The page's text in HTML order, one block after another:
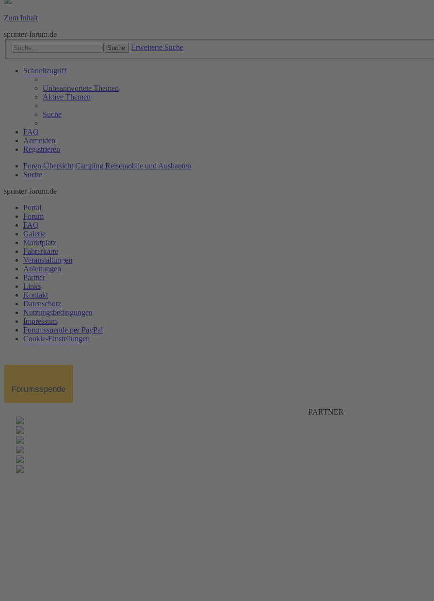
Zum Inhalt
sprinter-forum.de
Suche Erweiterte Suche
Schnellzugriff
Unbeantwortete Themen
Aktive Themen
Suche
FAQ
Anmelden
Registrieren
Foren-Übersicht Camping Reisemobile und Ausbauten
Suche
sprinter-forum.de
Portal
Forum
FAQ
Galerie
Marktplatz
Fahrerkarte
Veranstaltungen
Anleitungen
Partner
Links
Kontakt
Datenschutz
Nutzungsbedingungen
Impressum
Forumsspende per PayPal
Cookie-Einstellungen
Forumsspende
PARTNER